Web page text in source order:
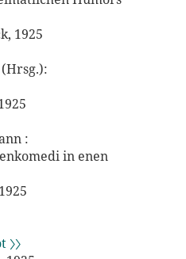
1925
:
in enen